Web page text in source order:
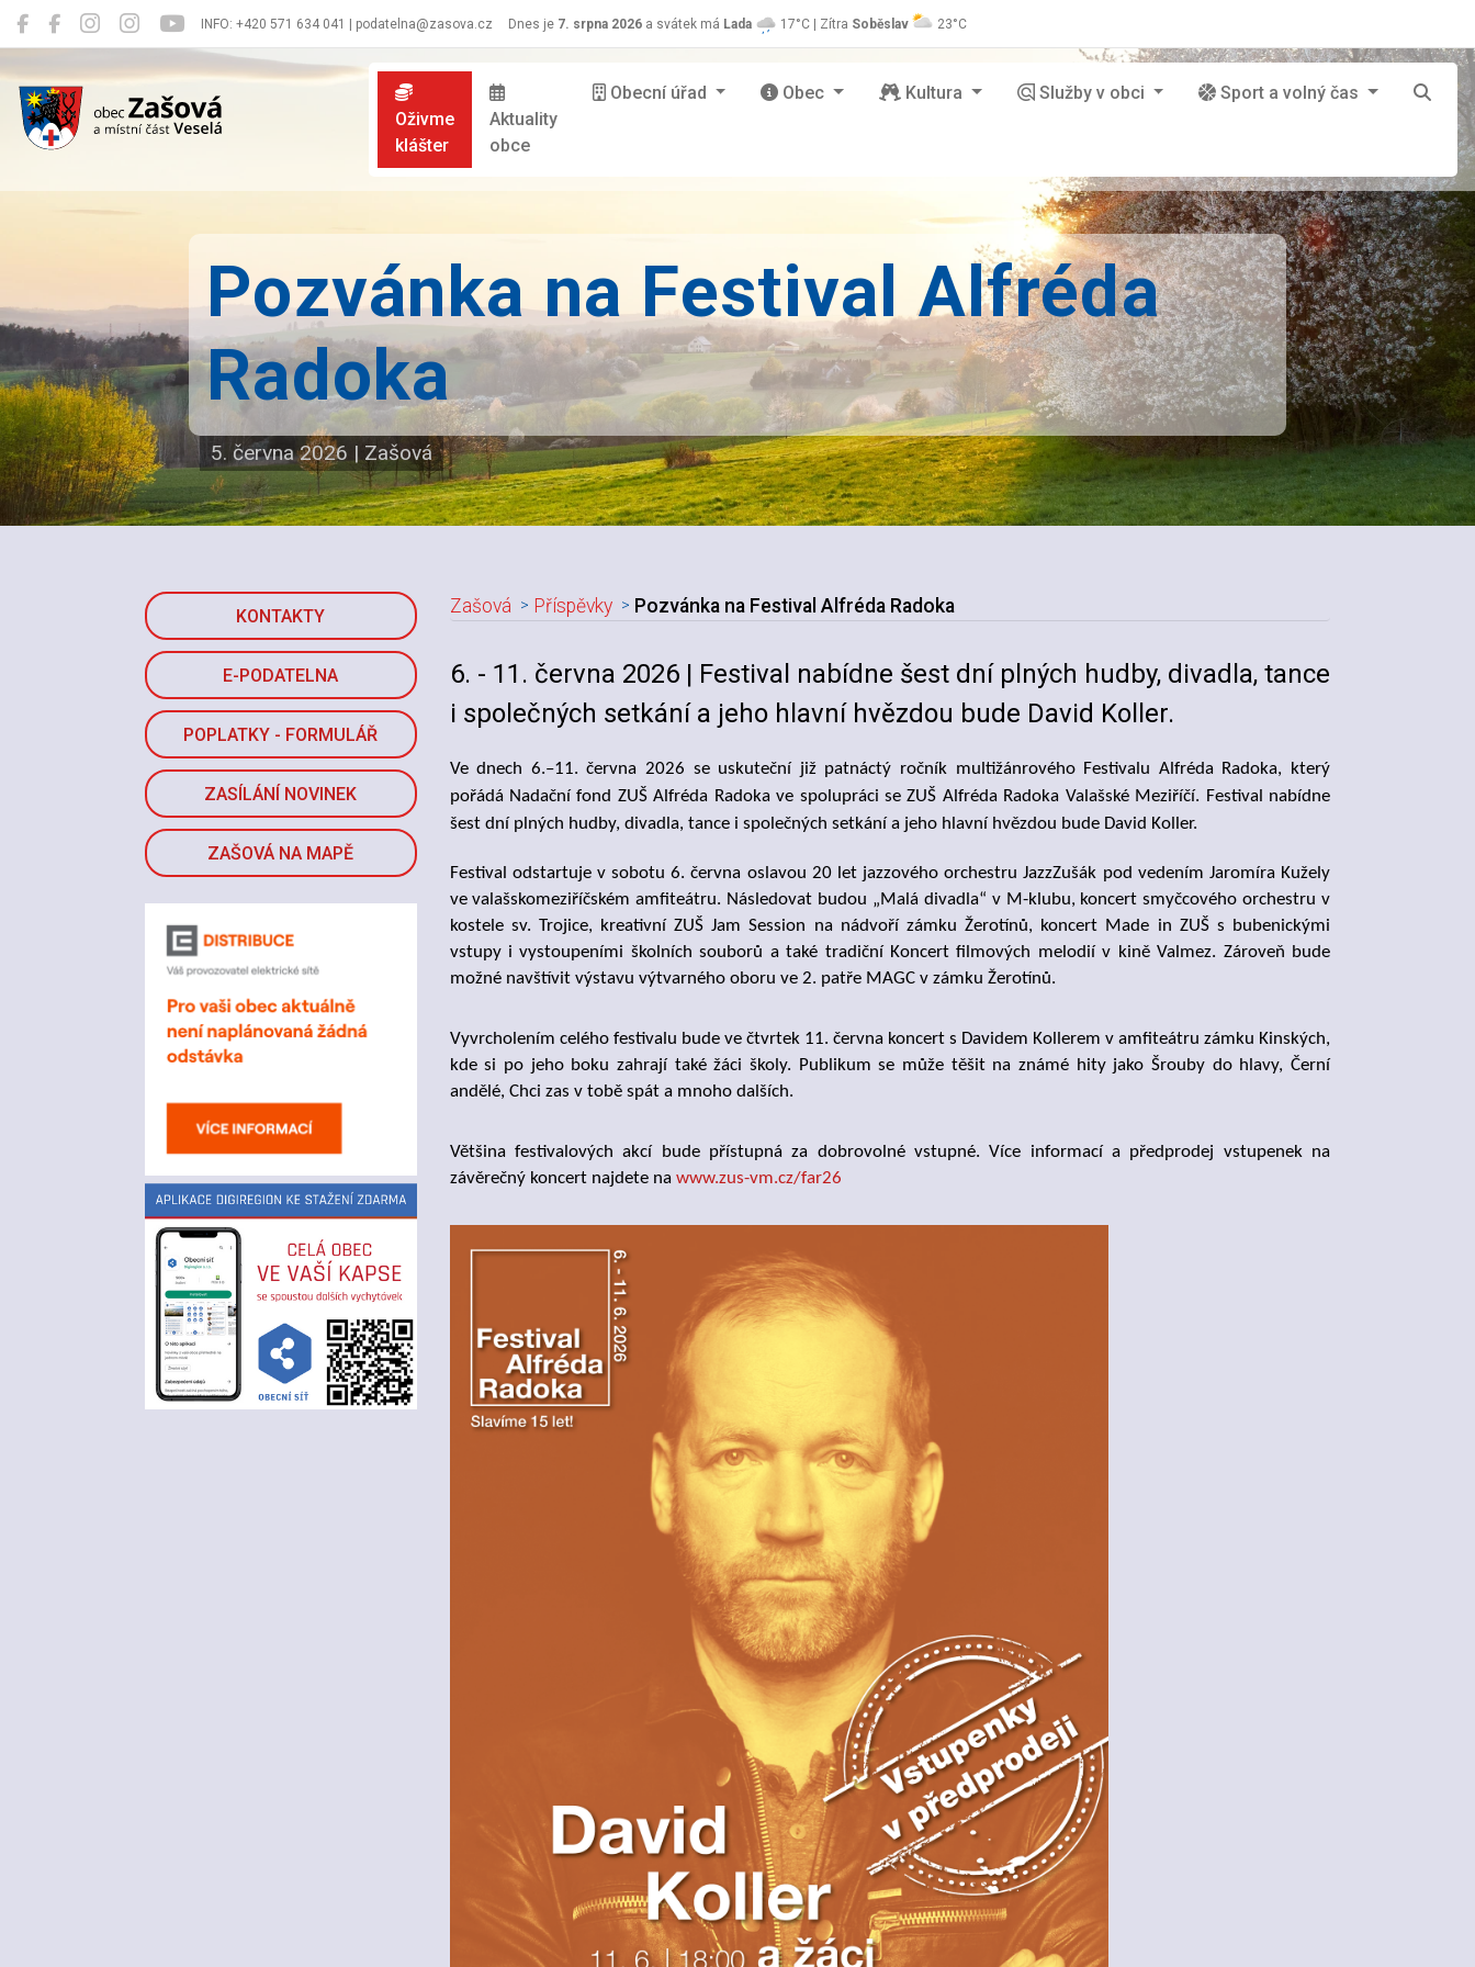
INFO: +420 571 634 041 | podatelna@zasova.cz Dnes je 7. srpna 2026 a svátek má Lada 17°C | Zítra Soběslav 23°C
Zašová
Oživme
klášter
Aktuality
obce
Obecní úřad Obec Kultura Služby v obci Sport a volný čas
Pozvánka na Festival Alfréda
Radoka
5. června 2026 | Zašová
KONTAKTY
E-PODATELNA
POPLATKY - FORMULÁŘ
ZASÍLÁNÍ NOVINEK
ZAŠOVÁ NA MAPĚ
Zašová Příspěvky Pozvánka na Festival Alfréda Radoka
Nadpis článku
6. - 11. června 2026 | Festival nabídne šest dní plných hudby, divadla, tance
i společných setkání a jeho hlavní hvězdou bude David Koller.
Ve dnech 6.–11. června 2026 se uskuteční již patnáctý ročník multižánrového Festivalu Alfréda Radoka, který
pořádá Nadační fond ZUŠ Alfréda Radoka ve spolupráci se ZUŠ Alfréda Radoka Valašské Meziříčí. Festival nabídne
šest dní plných hudby, divadla, tance i společných setkání a jeho hlavní hvězdou bude David Koller.
Festival odstartuje v sobotu 6. června oslavou 20 let jazzového orchestru JazzZušák pod vedením Jaromíra Kužely
ve valašskomeziříčském amfiteátru. Následovat budou „Malá divadla“ v M-klubu, koncert smyčcového orchestru v
kostele sv. Trojice, kreativní ZUŠ Jam Session na nádvoří zámku Žerotínů, koncert Made in ZUŠ s bubenickými
vstupy i vystoupeními školních souborů a také tradiční Koncert filmových melodií v kině Valmez. Zároveň bude
možné navštívit výstavu výtvarného oboru ve 2. patře MAGC v zámku Žerotínů.
Vyvrcholením celého festivalu bude ve čtvrtek 11. června koncert s Davidem Kollerem v amfiteátru zámku Kinských,
kde si po jeho boku zahrají také žáci školy. Publikum se může těšit na známé hity jako Šrouby do hlavy, Černí
andělé, Chci zas v tobě spát a mnoho dalších.
Většina festivalových akcí bude přístupná za dobrovolné vstupné. Více informací a předprodej vstupenek na
závěrečný koncert najdete na www.zus-vm.cz/far26